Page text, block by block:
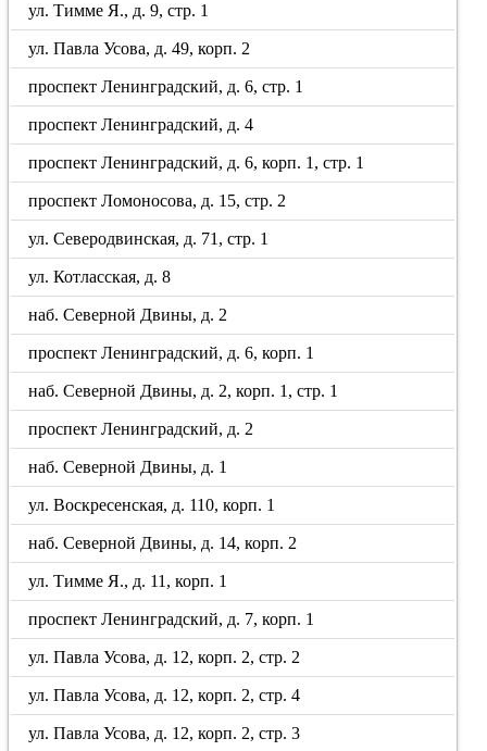
ул. Тимме Я., д. 9, стр. 1
ул. Павла Усова, д. 49, корп. 2
проспект Ленинградский, д. 6, стр. 1
проспект Ленинградский, д. 4
проспект Ленинградский, д. 6, корп. 1, стр. 1
проспект Ломоносова, д. 15, стр. 2
ул. Северодвинская, д. 71, стр. 1
ул. Котласская, д. 8
наб. Северной Двины, д. 2
проспект Ленинградский, д. 6, корп. 1
наб. Северной Двины, д. 2, корп. 1, стр. 1
проспект Ленинградский, д. 2
наб. Северной Двины, д. 1
ул. Воскресенская, д. 110, корп. 1
наб. Северной Двины, д. 14, корп. 2
ул. Тимме Я., д. 11, корп. 1
проспект Ленинградский, д. 7, корп. 1
ул. Павла Усова, д. 12, корп. 2, стр. 2
ул. Павла Усова, д. 12, корп. 2, стр. 4
ул. Павла Усова, д. 12, корп. 2, стр. 3